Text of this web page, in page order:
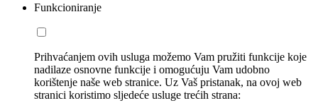
Funkcioniranje
Prihvaćanjem ovih usluga možemo Vam pružiti funkcije koje
nadilaze osnovne funkcije i omogućuju Vam udobno
korištenje naše web stranice. Uz Vaš pristanak, na ovoj web
stranici koristimo sljedeće usluge trećih strana: